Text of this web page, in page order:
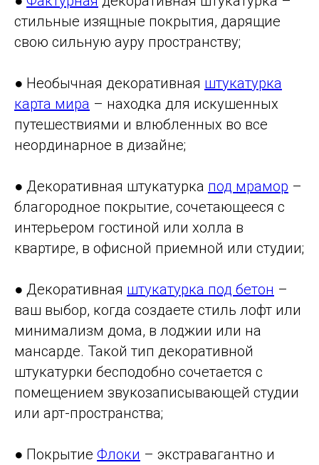
стильные изящные покрытия, дарящие
свою сильную ауру пространству;
● Необычная декоративная штукатурка
карта мира – находка для искушенных
путешествиями и влюбленных во все
неординарное в дизайне;
● Декоративная штукатурка под мрамор –
благородное покрытие, сочетающееся с
интерьером гостиной или холла в
квартире, в офисной приемной или студии;
● Декоративная штукатурка под бетон –
ваш выбор, когда создаете стиль лофт или
минимализм дома, в лоджии или на
мансарде. Такой тип декоративной
штукатурки бесподобно сочетается с
помещением звукозаписывающей студии
или арт-пространства;
● Покрытие Флоки – экстравагантно и